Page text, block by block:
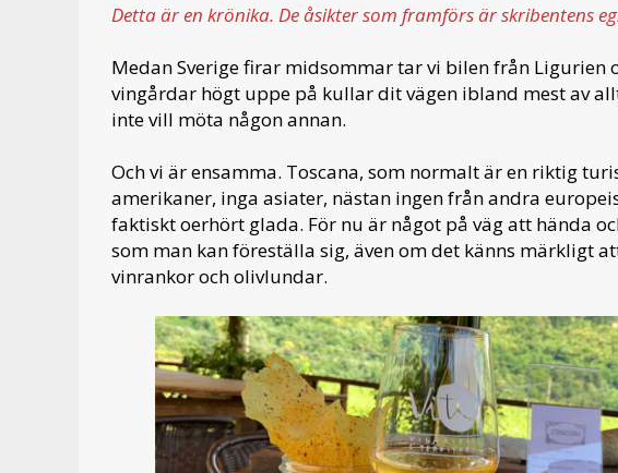
Detta är en krönika. De åsikter som framförs är skribentens
Medan Sverige firar midsommar tar vi bilen från Ligurien
vingårdar högt uppe på kullar dit vägen ibland mest av
inte vill möta någon annan.
Och vi är ensamma. Toscana, som normalt är en riktig
amerikaner, inga asiater, nästan ingen från andra
faktiskt oerhört glada. För nu är något på väg att hända
som man kan föreställa sig, även om det känns märkligt
vinrankor och olivlundar.